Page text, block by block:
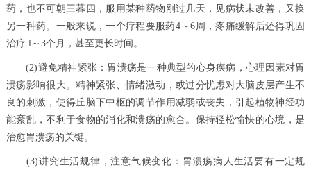
药，也不可朝三暮四，服用某种药物刚过几天，见病状未改善，又换
另一种药。一般来说，一个疗程要服药4～6周，疼痛缓解后还得巩固
治疗 l～3个月，甚至更长时间。
(2)避免精神紧张：胃溃疡是一种典型的心身疾病，心理因素对胃
溃疡影响很大。精神紧张、情绪激动，或过分忧虑对大脑皮层产生不
良的刺激，使得丘脑下中枢的调节作用减弱或丧失，引起植物神经功
能紊乱，不利于食物的消化和溃疡的愈合。保持轻松愉快的心境，是
治愈胃溃疡的关键。
(3)讲究生活规律，注意气候变化：胃溃疡病人生活要有一定规